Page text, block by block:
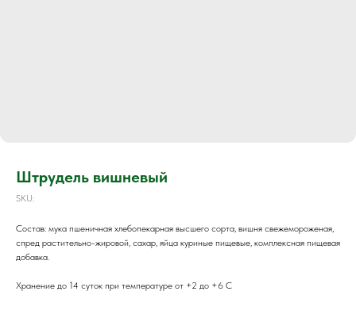
Штрудель вишневый
SKU:
Состав: мука пшеничная хлебопекарная высшего сорта, вишня свежемороженая,
спред растительно-жировой, сахар, яйца куриные пищевые, комплексная пищевая
добавка.
Хранение до 14 суток при температуре от +2 до +6 С